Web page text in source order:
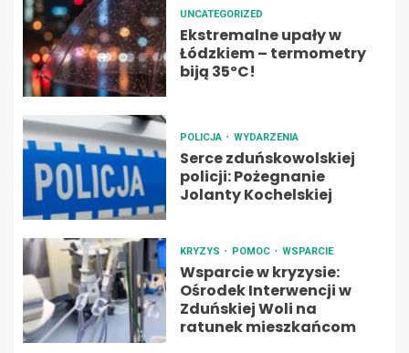
UNCATEGORIZED
Ekstremalne upały w
Łódzkiem – termometry
biją 35ºC!
POLICJA WYDARZENIA
Serce zduńskowolskiej
policji: Pożegnanie
Jolanty Kochelskiej
KRYZYS POMOC WSPARCIE
Wsparcie w kryzysie:
Ośrodek Interwencji w
Zduńskiej Woli na
ratunek mieszkańcom